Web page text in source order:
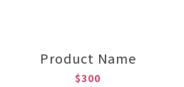
Product Name
$300